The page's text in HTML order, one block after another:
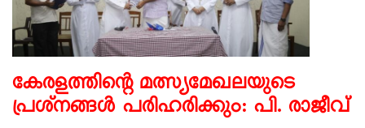
കേരളത്തിൻ്റെ മത്സ്യമേഖലയുടെ
പ്രശ്നങ്ങൾ പരിഹരിക്കും: പി. രാജീവ്